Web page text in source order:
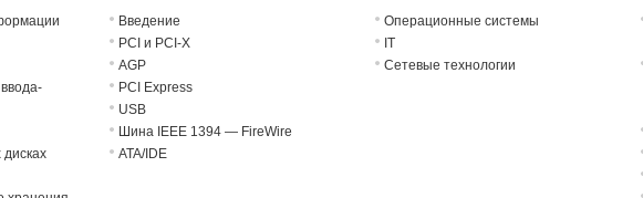
дисках
Введение
PCI и PCI-X
AGP
PCI Express
USB
Шина IEEE 1394 — FireWire
ATA/IDE
Операционные системы
IT
Сетевые технологии